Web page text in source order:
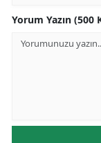
Yorum Yazın (500